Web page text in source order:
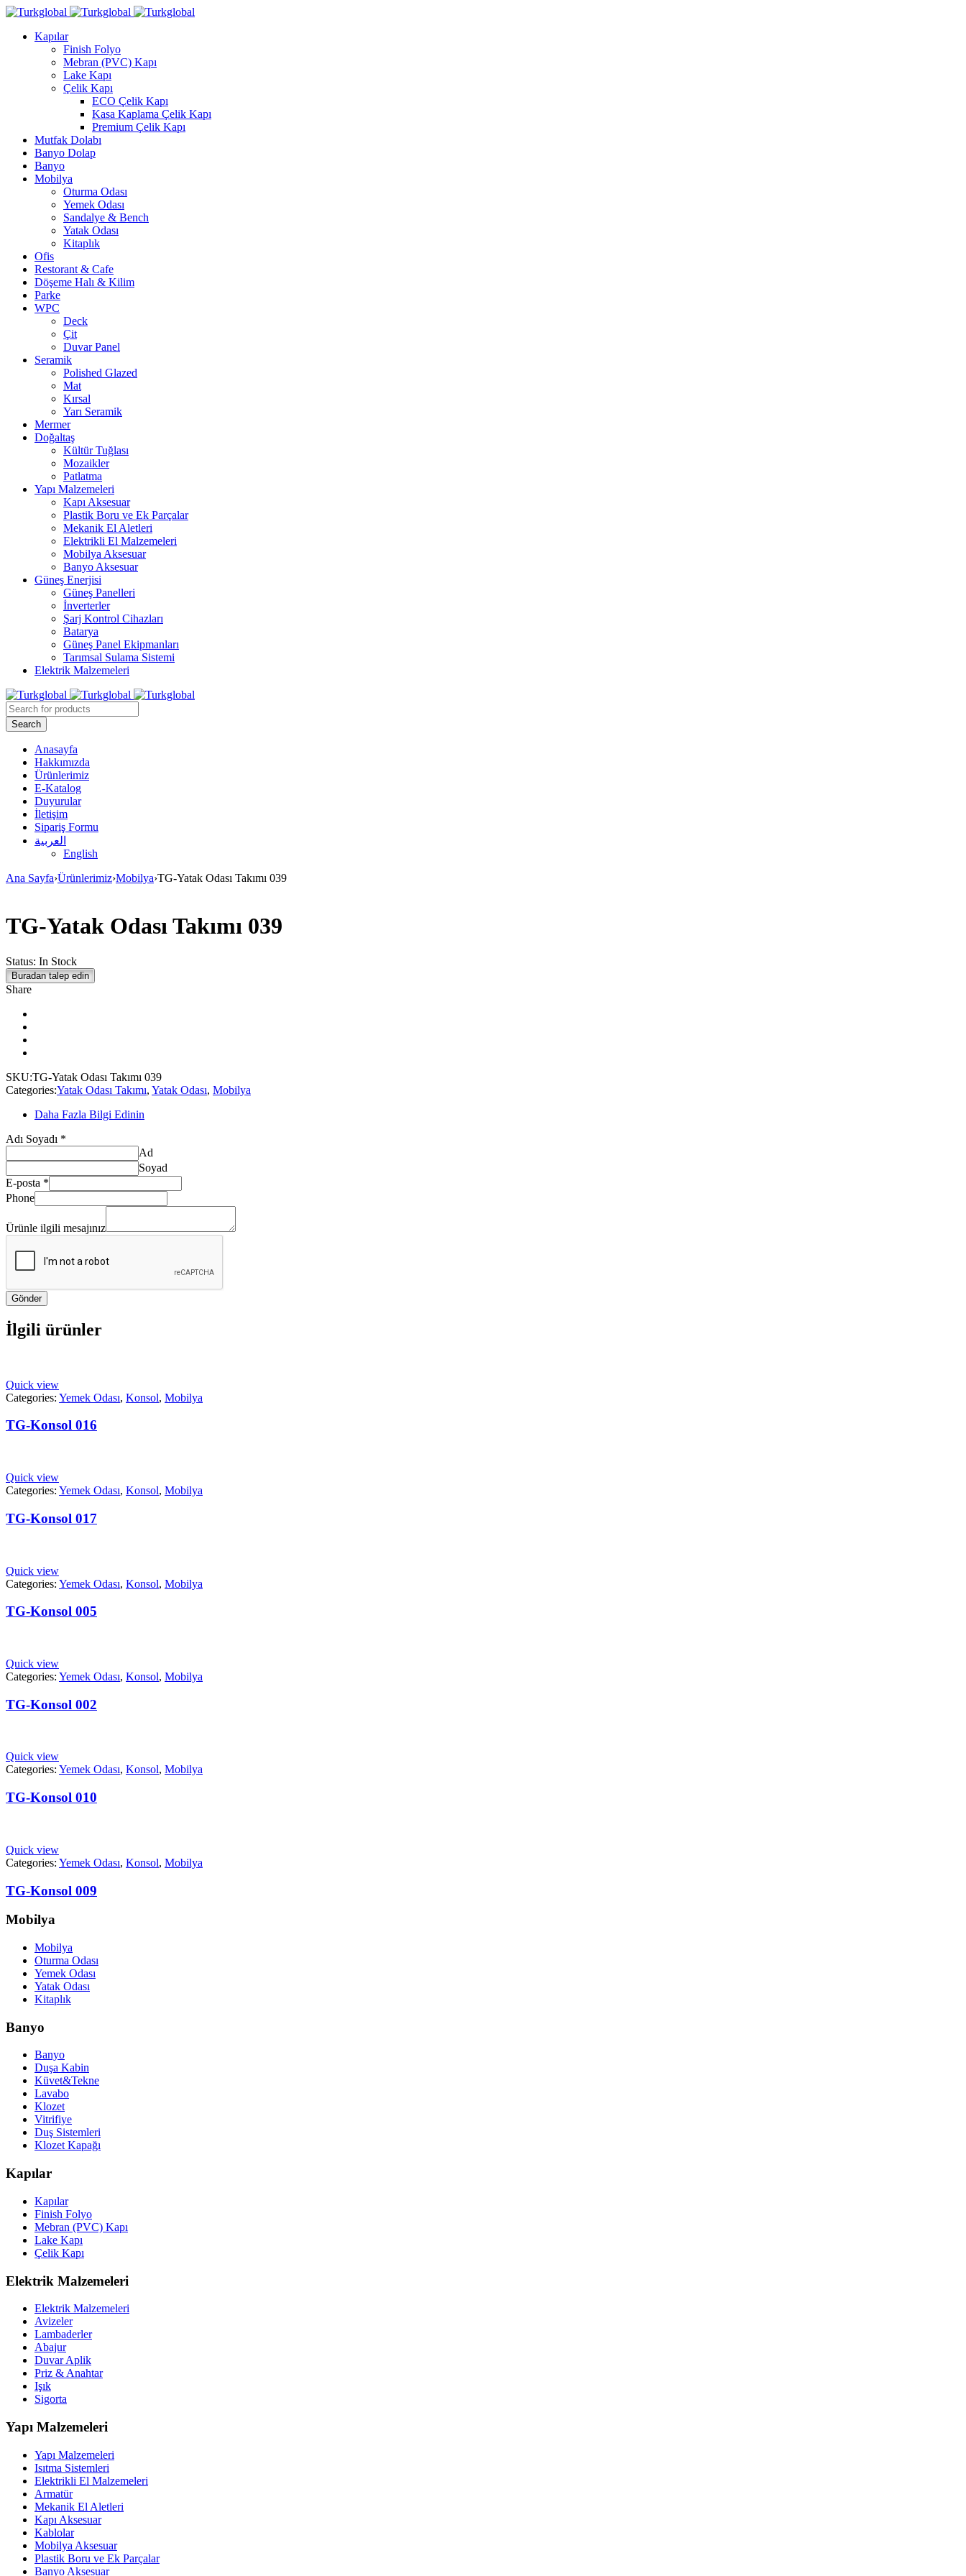
Kapılar
Finish Folyo
Mebran (PVC) Kapı
Lake Kapı
Çelik Kapı
ECO Çelik Kapı
Kasa Kaplama Çelik Kapı
Premium Çelik Kapı
Mutfak Dolabı
Banyo Dolap
Banyo
Mobilya
Oturma Odası
Yemek Odası
Sandalye & Bench
Yatak Odası
Kitaplık
Ofis
Restorant & Cafe
Döşeme Halı & Kilim
Parke
WPC
Deck
Çit
Duvar Panel
Seramik
Polished Glazed
Mat
Kırsal
Yarı Seramik
Mermer
Doğaltaş
Kültür Tuğlası
Mozaikler
Patlatma
Yapı Malzemeleri
Kapı Aksesuar
Plastik Boru ve Ek Parçalar
Mekanik El Aletleri
Elektrikli El Malzemeleri
Mobilya Aksesuar
Banyo Aksesuar
Güneş Enerjisi
Güneş Panelleri
İnverterler
Şarj Kontrol Cihazları
Batarya
Güneş Panel Ekipmanları
Tarımsal Sulama Sistemi
Elektrik Malzemeleri
Anasayfa
Hakkımızda
Ürünlerimiz
E-Katalog
Duyurular
İletişim
Sipariş Formu
العربية
English
Ana Sayfa›Ürünlerimiz›Mobilya›TG-Yatak Odası Takımı 039
TG-Yatak Odası Takımı 039
Status: In Stock
Buradan talep edin
Share
SKU:TG-Yatak Odası Takımı 039
Categories:Yatak Odası Takımı, Yatak Odası, Mobilya
Daha Fazla Bilgi Edinin
Adı Soyadı *
Ad
Soyad
E-
posta
mesajınız
Soyadı
E-posta *
Phone
Ürünle ilgili mesajınız
Gönder
İlgili ürünler
Quick view
Categories: Yemek Odası, Konsol, Mobilya
TG-Konsol 016
Quick view
Categories: Yemek Odası, Konsol, Mobilya
TG-Konsol 017
Quick view
Categories: Yemek Odası, Konsol, Mobilya
TG-Konsol 005
Quick view
Categories: Yemek Odası, Konsol, Mobilya
TG-Konsol 002
Quick view
Categories: Yemek Odası, Konsol, Mobilya
TG-Konsol 010
Quick view
Categories: Yemek Odası, Konsol, Mobilya
TG-Konsol 009
Mobilya
Mobilya
Oturma Odası
Yemek Odası
Yatak Odası
Kitaplık
Banyo
Banyo
Duşa Kabin
Küvet&Tekne
Lavabo
Klozet
Vitrifiye
Duş Sistemleri
Klozet Kapağı
Kapılar
Kapılar
Finish Folyo
Mebran (PVC) Kapı
Lake Kapı
Çelik Kapı
Elektrik Malzemeleri
Elektrik Malzemeleri
Avizeler
Lambaderler
Abajur
Duvar Aplik
Priz & Anahtar
Işık
Sigorta
Yapı Malzemeleri
Yapı Malzemeleri
Isıtma Sistemleri
Elektrikli El Malzemeleri
Armatür
Mekanik El Aletleri
Kapı Aksesuar
Kablolar
Mobilya Aksesuar
Plastik Boru ve Ek Parçalar
Banyo Aksesuar